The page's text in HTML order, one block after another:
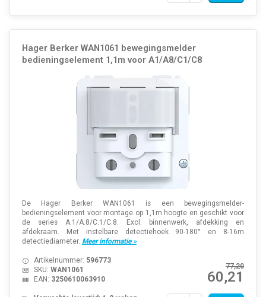
Hager Berker WAN1061 bewegingsmelder
bedieningselement 1,1m voor A1/A8/C1/C8
De Hager Berker WAN1061 is een bewegingsmelder-
bedieningselement voor montage op 1,1m hoogte en geschikt voor
de series A.1/A.8/C.1/C.8. Excl. binnenwerk, afdekking en
afdekraam. Met instelbare detectiehoek 90-180° en 8-16m
detectiediameter. Meer informatie »
77,20
60,21
Artikelnummer: 596773
SKU: WAN1061
EAN: 3250610063910